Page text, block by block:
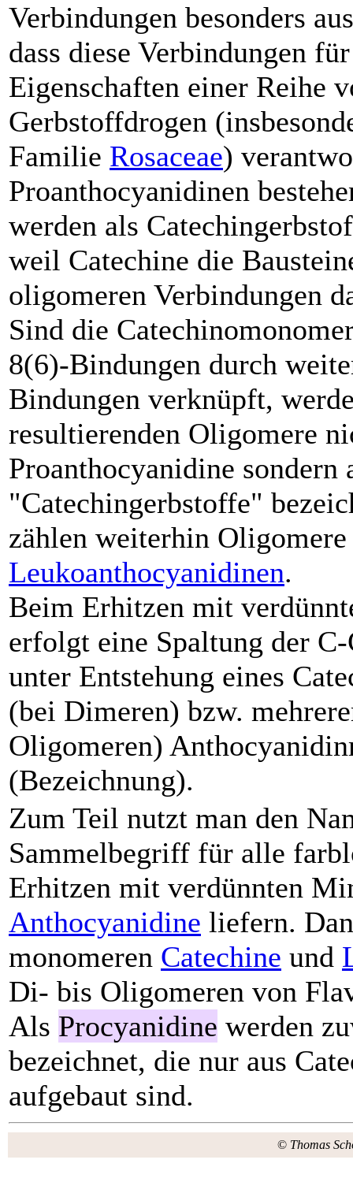
Verbindungen besonders
dass diese Verbindungen
Eigenschaften einer Reihe
Gerbstoffdrogen
Familie Rosaceae)
Proanthocyanidinen
werden als
weil Catechine die
oligomeren Verbindungen
Sind die
8(6)-Bindungen durch
Bindungen verknüpft,
resultierenden Oligomere
Proanthocyanidine sondern
"Catechingerbstoffe"
zählen weiterhin
Leukoanthocyanidinen.
Beim Erhitzen mit
erfolgt eine Spaltung der
unter Entstehung eines
(bei Dimeren) bzw.
Oligomeren)
(Bezeichnung).
Zum Teil nutzt man den
Sammelbegriff für alle
Erhitzen mit verdünnten
Anthocyanidine liefern.
monomeren Catechine und
Di- bis Oligomeren von
Als Procyanidine werden
bezeichnet, die nur aus
aufgebaut sind.
© Thomas